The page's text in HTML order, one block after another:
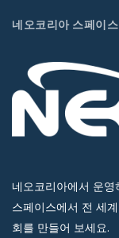
네오코리아 스페이스
네오코리아에서 운
스페이스에서 전 세
회를 만들어 보세요.